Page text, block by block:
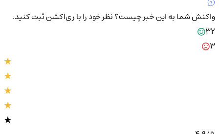
واکنش شما به این خبر چیست؟نظر خود را با ری‌اکشن ثبت کنید.
32
3